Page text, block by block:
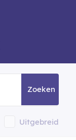
Zoeken
Uitgebreid